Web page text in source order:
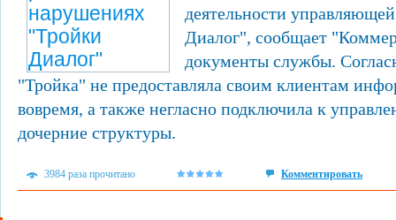
деятельности
Диалог", сообщает
документы службы.
"Тройка" не предоставляла своим клиентам
вовремя, а также негласно подключила к
дочерние структуры.
3984 раза прочитано Комментировать